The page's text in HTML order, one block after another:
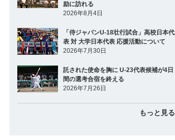
励に訪れる
2026年8月4日
「侍ジャパンU-18壮行試合」高校日本代
表 対 大学日本代表 応援活動について
2026年7月30日
託された使命を胸に U-23代表候補が4日
間の選考合宿を終える
2026年7月26日
もっと見る